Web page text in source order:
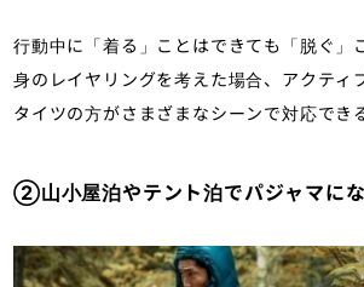
行動中に「着る」ことはできても「脱ぐ」
身のレイヤリングを考えた場合、アクティ
タイツの方がさまざまなシーンで対応でき
②山小屋泊やテント泊でパジャマに